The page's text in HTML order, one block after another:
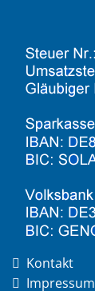
Kontakt
Impressum